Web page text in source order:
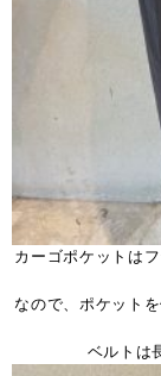
カーゴポケットは
なので、ポケット
ベルトは